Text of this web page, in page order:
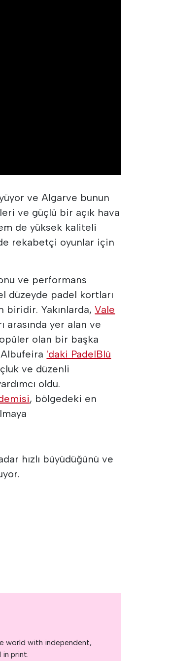
ve Algarve bunun
ve güçlü bir açık hava
de yüksek kaliteli
rekabetçi oyunlar için
ve performans
düzeyde padel kortları
biridir. Yakınlarda,Vale
arasında yer alan ve
olan bir başka
'daki PadelBlü
ve düzenli
oldu.
, bölgedeki en
hızlı büyüdüğünü ve
world with independent,
in print.